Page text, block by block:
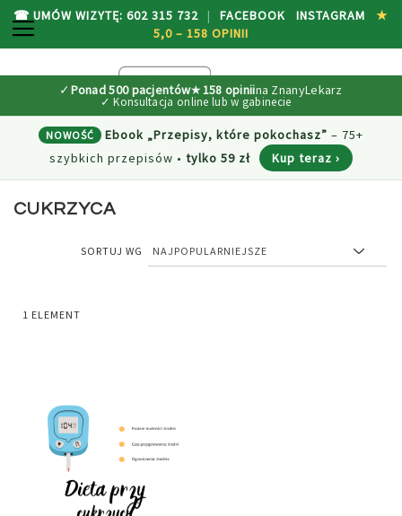
☎ UMÓW WIZYTĘ: 602 315 732 | FACEBOOK INSTAGRAM
★
5,0 – 158 OPINII
SEARCH
✓Ponad 500 pacjentów★158 opiniina ZnanyLekarz
NOWOŚĆ Ebook „Przepisy, które pokochasz” – 75+
szybkich przepisów • tylko 59 zł Kup teraz ›
CUKRZYCA
1 ELEMENT
SORTUJ WG
Dodaj
listy